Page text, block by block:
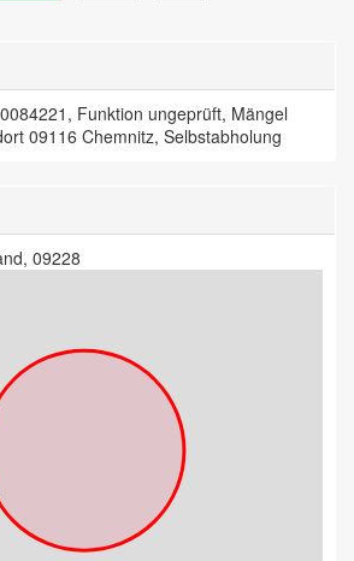
Funktion ungeprüft, Mängel
09116 Chemnitz, Selbstabholung
09228